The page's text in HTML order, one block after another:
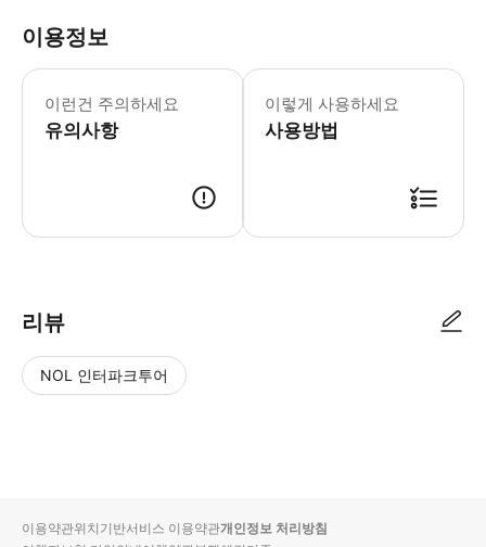
이용정보
이런건 주의하세요
유의사항
이렇게 사용하세요
사용방법
리뷰
NOL 인터파크투어
입니
순
상
이용약관위치기반서비스 이용약관개인정보 처리방침